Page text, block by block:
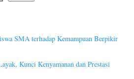
SMA terhadap Kemampuan Berpikir
Kunci Kenyamanan dan Prestasi